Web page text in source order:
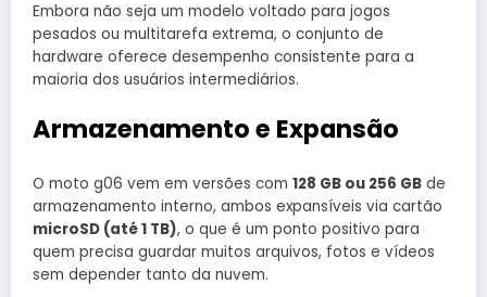
Embora não seja um modelo voltado para jogos
pesados ou multitarefa extrema, o conjunto de
hardware oferece desempenho consistente para a
maioria dos usuários intermediários.
Armazenamento e Expansão
O moto g06 vem em versões com 128 GB ou 256 GB de
armazenamento interno, ambos expansíveis via cartão
microSD (até 1 TB), o que é um ponto positivo para
quem precisa guardar muitos arquivos, fotos e vídeos
sem depender tanto da nuvem.